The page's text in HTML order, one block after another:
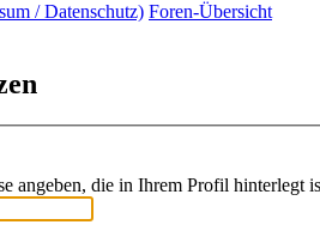
/ Datenschutz) Foren-Übersicht
angeben, die in Ihrem Profil hinterlegt